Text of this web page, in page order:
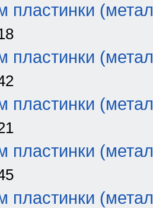
пластинки
пластинки
пластинки
пластинки
пластинки